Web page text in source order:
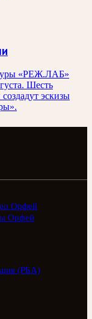
«РЕЖ.ЛАБ»
Шесть
эскизы
Орфей
Орфей
(РБА)